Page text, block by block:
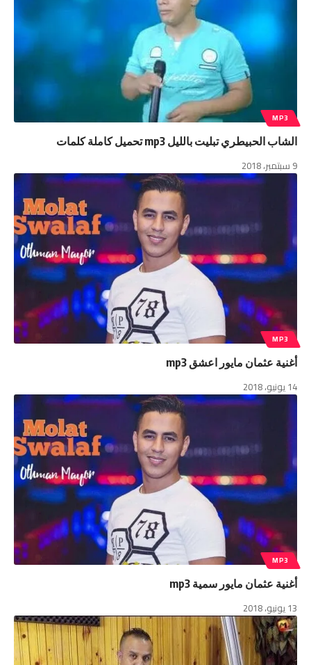
MP3
الشاب الحبيطري تبليت بالليل mp3 تحميل كاملة كلمات
9 سبتمبر، 2018
MP3
أغنية عثمان مايور اعشق mp3
14 يونيو، 2018
MP3
أغنية عثمان مايور سمية mp3
13 يونيو، 2018